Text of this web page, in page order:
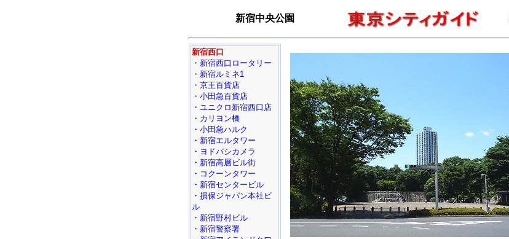
新宿中央公園
新宿西口
・ 新宿西口ロータリー
・ 新宿ルミネ1
・ 京王百貨店
・ 小田急百貨店
・ ユニクロ新宿西口店
・ カリヨン橋
・ 小田急ハルク
・ 新宿エルタワー
・ ヨドバシカメラ
・ 新宿高層ビル街
・ コクーンタワー
・ 新宿センタービル
・ 損保ジャパン本社ビ
ル
・ 新宿野村ビル
・ 新宿警察署